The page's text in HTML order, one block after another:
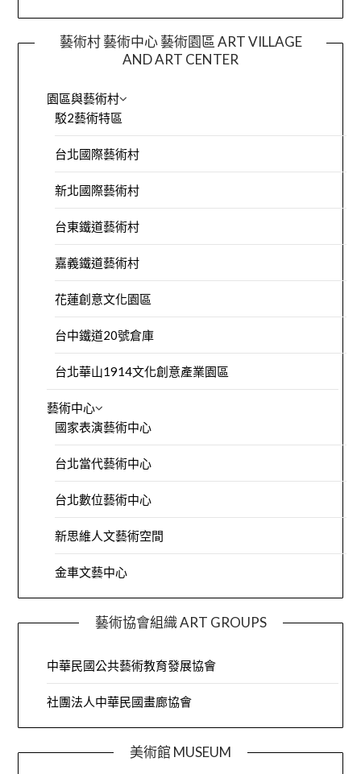
藝術村 藝術中心 藝術園區 ART VILLAGE
AND ART CENTER
園區與藝術村
駁2藝術特區
台北國際藝術村
新北國際藝術村
台東鐵道藝術村
嘉義鐵道藝術村
花蓮創意文化園區
台中鐵道20號倉庫
台北華山1914文化創意產業園區
藝術中心
國家表演藝術中心
台北當代藝術中心
台北數位藝術中心
新思維人文藝術空間
金車文藝中心
藝術協會組織 ART GROUPS
中華民國公共藝術教育發展協會
社團法人中華民國畫廊協會
美術館 MUSEUM